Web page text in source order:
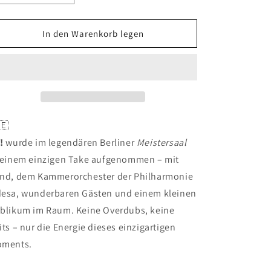
die
Menge
Studnitzky
die
Menge
für
Studnitzky
In den Warenkorb legen
wurde im legendären BerlinerMeistersaal
einzigen Take aufgenommen – mit
dem Kammerorchester der Philharmonie
wunderbaren Gästen und einem kleinen
im Raum. Keine Overdubs, keine
– nur die Energie dieses einzigartigen